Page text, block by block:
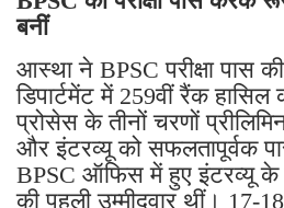
बनीं
आस्था ने BPSC परीक्षा पास
डिपार्टमेंट में 259वीं रैंक
प्रोसेस के तीनों चरणों
और इंटरव्यू को सफलतापूर्वक
BPSC ऑफिस में हुए इंटरव्यू के
की पहली उम्मीदवार थीं। 17-